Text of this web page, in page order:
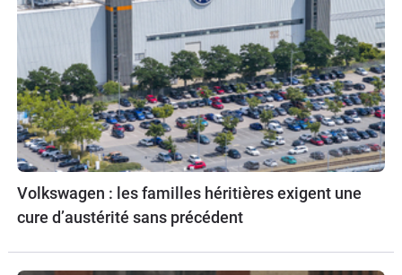
Volkswagen : les familles héritières exigent une
cure d’austérité sans précédent